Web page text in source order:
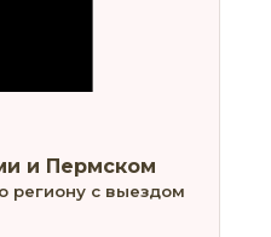
и Пермском
региону с выездом